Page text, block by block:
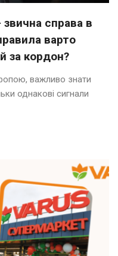
звична справа в
варто
за кордон?
важливо знати
однакові сигнали